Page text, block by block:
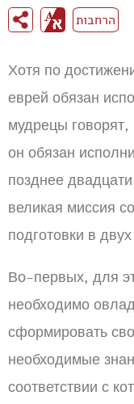
הרחבות
Хотя по
еврей обязан
мудрецы говорят,
он обязан
позднее
великая миссия
подготовки в
Во-первых, для
необходимо
сформировать
необходимые
соответствии с